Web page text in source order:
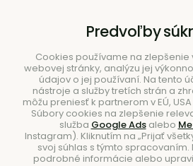
Hľadať
Predvoľby
Cookies používame na zlepšenie
webovej stránky, analýzu jej
údajov o jej používaní. Na tento
nástroje a služby tretích strán a
môžu preniesť k partnerom v EÚ,
Súbory cookies na zlepšenie
služba Google Adsalebo
Instagram). Kliknutím na „Prijať
svoj súhlas s týmto spracovaním.
podrobné informácie alebo